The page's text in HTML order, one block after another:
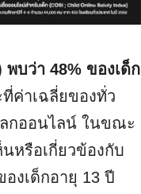
บว่า 48% ของเด็ก
ค่าเฉลี่ยของทั่ว
ลกออนไลน์ ในขณะ
หรือเกี่ยวข้องกับ
งเด็กอายุ 13 ปี